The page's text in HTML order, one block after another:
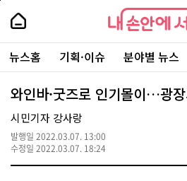
본
로
가
내
손
안
에
서
울
-
서
울
시
대
표
소
내
손
에
울
주
요
서
뉴스홈 기획·이슈 분야별 뉴스
와인바·굿즈로 인기몰이…광
시민기자 강사랑
발행일 2022.03.07. 13:00
수정일 2022.03.07. 18:24
페
상
단
로